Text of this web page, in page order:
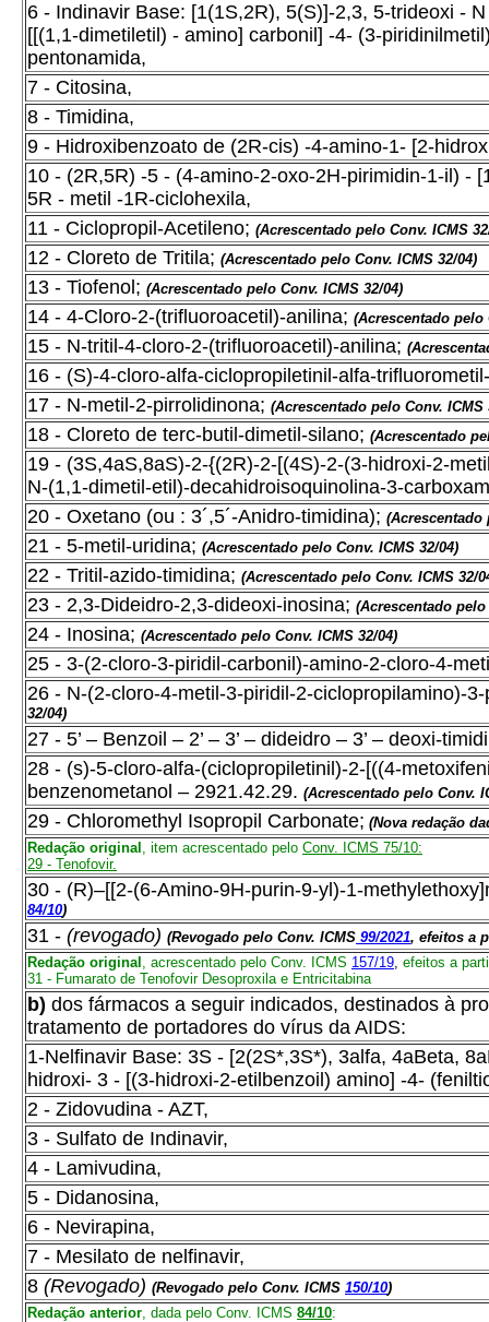
6 - Indinavir Base: [1(1S,2R), 5(S)]-2,3, 5-trideoxi -
[[(1,1-dimetiletil) - amino] carbonil] -4- (3-
pentonamida,
7 - Citosina,
8 - Timidina,
9 - Hidroxibenzoato de (2R-cis) -4-amino-1- [2-
10 - (2R,5R) -5 - (4-amino-2-oxo-2H-pirimidin-1-il) -
5R - metil -1R-ciclohexila,
11 - Ciclopropil-Acetileno; (Acrescentado pelo Conv. ICMS
12 - Cloreto de Tritila; (Acrescentado pelo Conv. ICMS 32/04)
13 - Tiofenol; (Acrescentado pelo Conv. ICMS 32/04)
14 - 4-Cloro-2-(trifluoroacetil)-anilina; (Acrescentado pelo
15 - N-tritil-4-cloro-2-(trifluoroacetil)-anilina;
16 - (S)-4-cloro-alfa-ciclopropiletinil-alfa-
17 - N-metil-2-pirrolidinona; (Acrescentado pelo Conv. ICMS
18 - Cloreto de terc-butil-dimetil-silano; (Acrescentado
19 - (3S,4aS,8aS)-2-{(2R)-2-[(4S)-2-(3-hidroxi-2-
N-(1,1-dimetil-etil)-decahidroisoquinolina-3-
20 - Oxetano (ou : 3´,5´-Anidro-timidina); (Acrescentado
21 - 5-metil-uridina; (Acrescentado pelo Conv. ICMS 32/04)
22 - Tritil-azido-timidina; (Acrescentado pelo Conv. ICMS 32/
23 - 2,3-Dideidro-2,3-dideoxi-inosina; (Acrescentado pelo
24 - Inosina; (Acrescentado pelo Conv. ICMS 32/04)
25 - 3-(2-cloro-3-piridil-carbonil)-amino-2-cloro-4-
26 - N-(2-cloro-4-metil-3-piridil-2-ciclopropilamino)-
32/04)
27 - 5’ – Benzoil – 2’ – 3’ – dideidro – 3’ – deoxi-
28 - (s)-5-cloro-alfa-(ciclopropiletinil)-2-[((4-
benzenometanol – 2921.42.29. (Acrescentado pelo Conv.
29 - Chloromethyl Isopropil Carbonate; (Nova redação
Redação original , item acrescentado pelo Conv. ICMS 75/10:
29 - Tenofovir.
30 - (R)–[[2-(6-Amino-9H-purin-9-yl)-1-
84/10)
31 - (revogado) (Revogado pelo Conv. ICMS 99/2021, efeitos a
Redação original , acrescentado pelo Conv. ICMS 157/19, efeitos a
31 - Fumarato de Tenofovir Desoproxila e Entricitabina
b) dos fármacos a seguir indicados, destinados à
tratamento de portadores do vírus da AIDS:
1-Nelfinavir Base: 3S - [2(2S*,3S*), 3alfa, 4aBeta,
hidroxi- 3 - [(3-hidroxi-2-etilbenzoil) amino] -4-
2 - Zidovudina - AZT,
3 - Sulfato de Indinavir,
4 - Lamivudina,
5 - Didanosina,
6 - Nevirapina,
7 - Mesilato de nelfinavir,
8 (Revogado) (Revogado pelo Conv. ICMS 150/10)
Redação anterior, dada pelo Conv. ICMS 84/10: